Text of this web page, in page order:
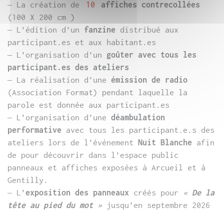
– La création de
10
affiches contrecollées
(100 X 200 cm )
– L’édition d’un fanzine distribué aux
participant.es et aux habitant.es
– L’organisation d’un goûter avec tous les
participant.es des ateliers
– La réalisation d’une émission de radio
(Association Format) pendant laquelle la
parole est donnée aux participant.es
– L’organisation d’une déambulation
performative avec tous les participant.e.s des
ateliers lors de l’événement Nuit Blanche afin
de pour découvrir dans l’espace public
panneaux et affiches exposées à Arcueil et à
Gentilly.
– L’exposition des panneaux créés pour « De la
tête au pied du mot»
jusqu’en septembre 2026